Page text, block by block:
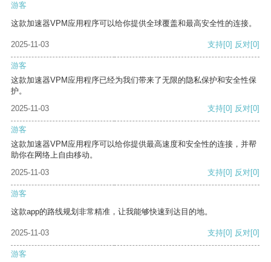
游客
这款加速器VPM应用程序可以给你提供全球覆盖和最高安全性的连接。
2025-11-03 支持[0] 反对[0]
游客
这款加速器VPM应用程序已经为我们带来了无限的隐私保护和安全性保
护。
2025-11-03
支持[0] 反对[0]
游客
这款加速器VPM应用程序可以给你提供最高速度和安全性的连接，并帮
助你在网络上自由移动。
2025-11-03
支持[0] 反对[0]
游客
这款app的路线规划非常精准，让我能够快速到达目的地。
2025-11-03 支持[0] 反对[0]
游客